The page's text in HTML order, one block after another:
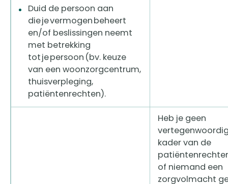
Duid de persoon aan
die je vermogen beheert
en/of beslissingen neemt
met betrekking
tot je persoon (bv. keuze
van een woonzorgcentrum,
thuisverpleging,
patiëntenrechten).
Heb je geen
kader van de
of niemand een ​
zorgvolmacht